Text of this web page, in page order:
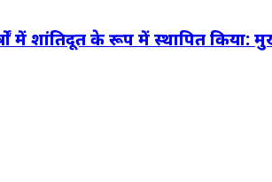
में शांतिदूत के रूप में स्थापित किया: